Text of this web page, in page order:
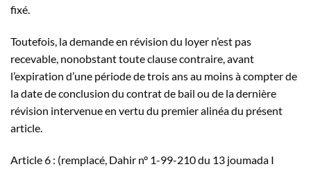
fixé.
Toutefois, la demande en révision du loyer n’est pas
recevable, nonobstant toute clause contraire, avant
l’expiration d’une période de trois ans au moins à compter de
la date de conclusion du contrat de bail ou de la dernière
révision intervenue en vertu du premier alinéa du présent
article.
Article 6 : (remplacé, Dahir n° 1-99-210 du 13 joumada I